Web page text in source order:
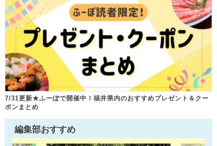
7/31更新★ふーぽで開催中！福井県内のおすすめプレゼント＆クー
ポンまとめ
編集部おすすめ